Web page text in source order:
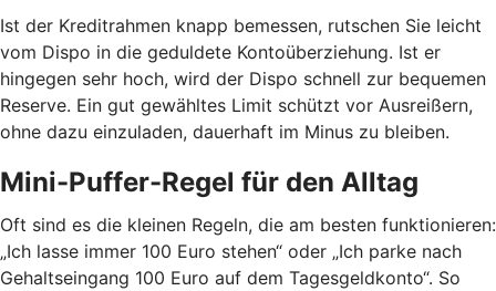
Ist der Kreditrahmen knapp bemessen, rutschen Sie leicht
vom Dispo in die geduldete Kontoüberziehung. Ist er
hingegen sehr hoch, wird der Dispo schnell zur bequemen
Reserve. Ein gut gewähltes Limit schützt vor Ausreißern,
ohne dazu einzuladen, dauerhaft im Minus zu bleiben.
Mini-Puffer-Regel für den Alltag
Oft sind es die kleinen Regeln, die am besten funktionieren:
„Ich lasse immer 100 Euro stehen“ oder „Ich parke nach
Gehaltseingang 100 Euro auf dem Tagesgeldkonto“. So